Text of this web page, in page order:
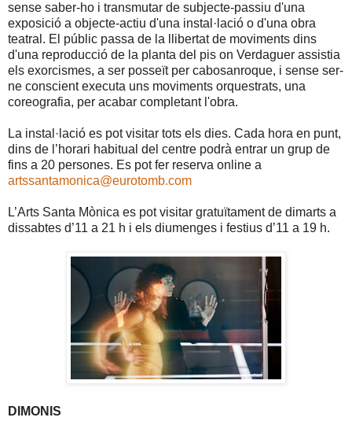
sense saber-ho i transmutar de subjecte-passiu d'una
exposició a objecte-actiu d'una instal·lació o d'una obra
teatral. El públic passa de la llibertat de moviments dins
d'una reproducció de la planta del pis on Verdaguer assistia
els exorcismes, a ser posseït per cabosanroque, i sense ser-
ne conscient executa uns moviments orquestrats, una
coreografia, per acabar completant l'obra.
La instal·lació es pot visitar tots els dies. Cada hora en punt,
dins de l’horari habitual del centre podrà entrar un grup de
fins a 20 persones. Es pot fer reserva online a
artssantamonica@eurotomb.com
L’Arts Santa Mònica es pot visitar gratuïtament de dimarts a
dissabtes d’11 a 21 h i els diumenges i festius d’11 a 19 h.
DIMONIS